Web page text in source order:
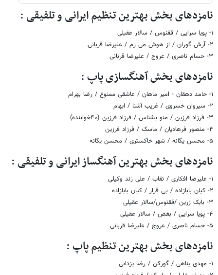
نامزدهای بخش بهترین تنظیم ایرانی و تلفیقی :
۱- پویا سرایی / ققنوس / سالار عقیلی
۲- آرش گوران / از هوش می رم / علیرضا قربانی
۳- حسام ناصری / عروج / علیرضا قربانی
نامزدهای بخش آهنگسازی پاپ :
۱- حامد دهقان - امیر ماهان / عاشقی ممنوع / رضا بهرام
۲- سیروان خسروی / غریب آشنا / ایهام
۳- فرزاد فرزین / منو بشناس / فرزاد فرزین (۴۰خواننده)
۴- منصور فرهادیان / ماسک / فرزاد فرزین
۵- محسن یگانه / شهر خاکستری / محسن یگانه
نامزدهای بخش بهترین آهنگساز ایرانی و تلفیقی :
۱- علیرضا افکاری / نقاب / علی زند وکیلی
۲- کیان بابازاده / بی قرار / کیان بابازاده
۳- بابک زرین /ققنوس/سالار عقیلی
۴- پویا سرایی / بغض / سالار عقیلی
۵- حسام ناصری / عروج / علیرضا قربانی
نامزدهای بخش بهترین تنظیم پاپ :
۱- مهدی پناهی / گورکن / رضا یزدانی